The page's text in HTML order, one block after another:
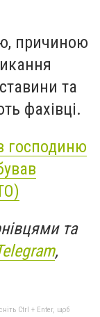
причиною
та
фахівці.
господиню
та
,
Ctrl + Enter, щоб